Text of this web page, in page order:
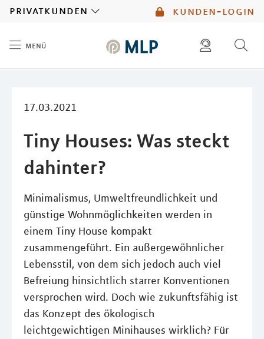
kunden-login
privatkunden
menü
17.03.2021
Tiny Houses: Was steckt
dahinter?
Minimalismus, Umweltfreundlichkeit und
günstige Wohnmöglichkeiten werden in
einem Tiny House kompakt
zusammengeführt. Ein außergewöhnlicher
Lebensstil, von dem sich jedoch auch viel
Befreiung hinsichtlich starrer Konventionen
versprochen wird. Doch wie zukunftsfähig ist
das Konzept des ökologisch
leichtgewichtigen Minihauses wirklich? Für